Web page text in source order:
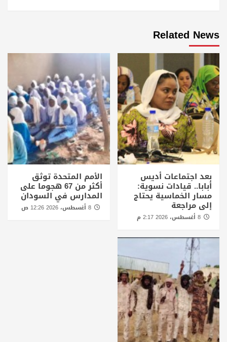
Related News
بعد اجتماعات أديس
أبابا.. قيادات نسوية:
مسار الخماسية يحتاج
إلى مراجعة
الأمم المتحدة توثق
أكثر من 67 هجوما على
المدارس في السودان
8 أغسطس، 2026 12:26 ص